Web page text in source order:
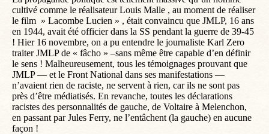
cultivé comme le réalisateur Louis Malle , au moment de réaliser
le film » Lacombe Lucien » , était convaincu que JMLP, 16 ans
en 1944, avait été officier dans la SS pendant la guerre de 39-45
! Hier 16 novembre, on a pu entendre le journaliste Karl Zero
traiter JMLP de « fâcho » –sans même être capable d’en définir
le sens ! Malheureusement, tous les témoignages prouvant que
JMLP — et le Front National dans ses manifestations —
n’avaient rien de raciste, ne servent à rien, car ils ne sont pas
près d’être médiatisés. En revanche, toutes les déclarations
racistes des personnalités de gauche, de Voltaire à Melenchon,
en passant par Jules Ferry, ne l’entâchent (la gauche) en aucune
façon !